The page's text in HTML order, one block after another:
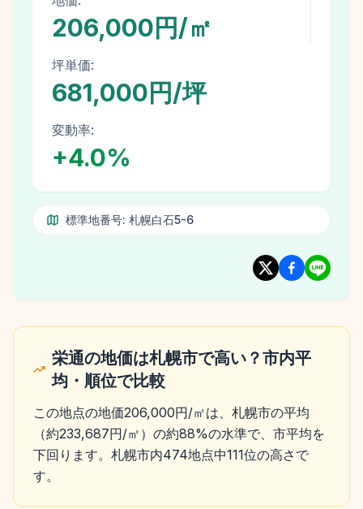
206,000円/㎡
坪単価:
681,000円/坪
変動率:
+4.0%
標準地番号: 札幌白石5-6
栄通の地価は札幌市で高い？市内平
均・順位で比較
この地点の地価206,000円/㎡は、札幌市の平均
（約233,687円/㎡）の約88%の水準で、市平均を
下回ります。札幌市内474地点中111位の高さで
す。